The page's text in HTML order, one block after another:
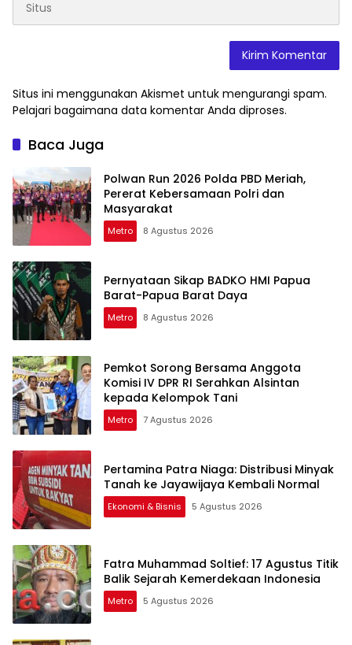
Situs ini menggunakan Akismet untuk mengurangi spam.
Pelajari bagaimana data komentar Anda diproses.
Baca Juga
Polwan Run 2026 Polda PBD Meriah,
Pererat Kebersamaan Polri dan
Masyarakat
Metro 8 Agustus 2026
Pernyataan Sikap BADKO HMI Papua
Barat-Papua Barat Daya
Metro 8 Agustus 2026
Pemkot Sorong Bersama Anggota
Komisi IV DPR RI Serahkan Alsintan
kepada Kelompok Tani
Metro 7 Agustus 2026
Pertamina Patra Niaga: Distribusi Minyak
Tanah ke Jayawijaya Kembali Normal
Ekonomi & Bisnis 5 Agustus 2026
Fatra Muhammad Soltief: 17 Agustus Titik
Balik Sejarah Kemerdekaan Indonesia
Metro 5 Agustus 2026